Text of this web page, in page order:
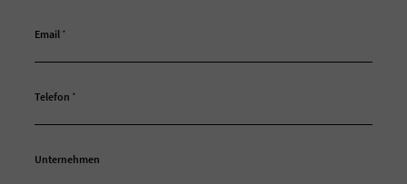
Email *
Telefon *
Unternehmen